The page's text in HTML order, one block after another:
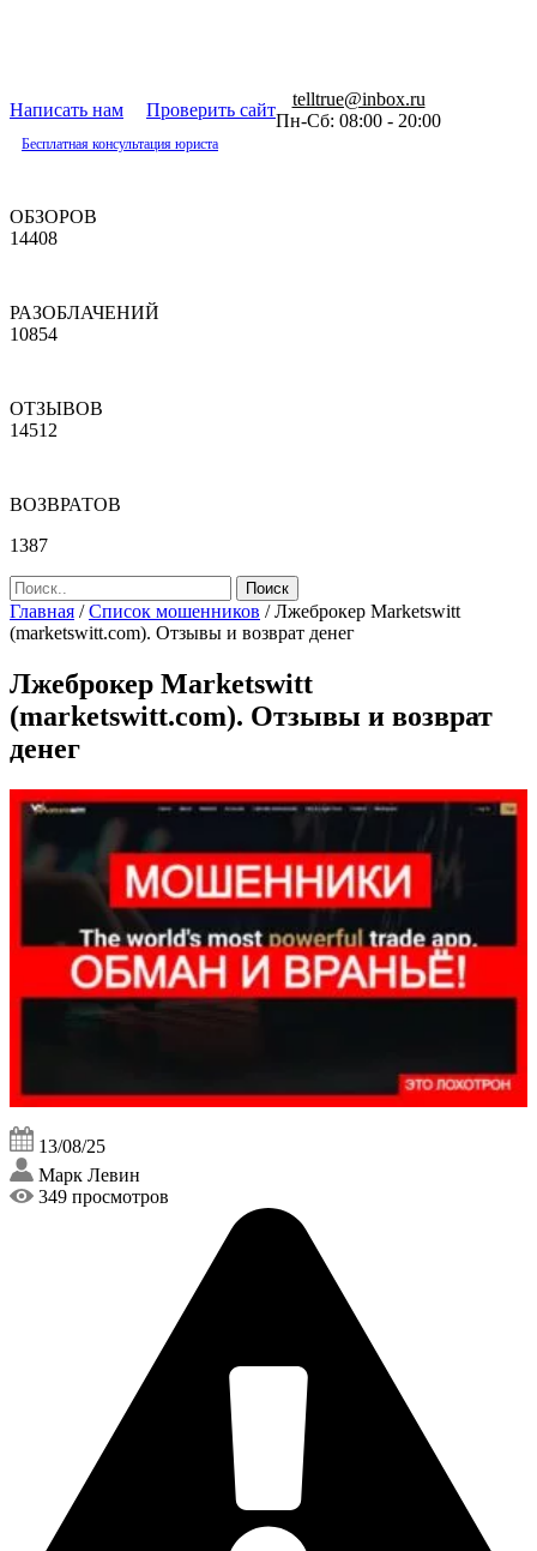
Написать нам Проверить сайт
telltrue@inbox.ru
Пн-Сб: 08:00 - 20:00
Бесплатная консультация юриста
ОБЗОРОВ
14408
РАЗОБЛАЧЕНИЙ
10854
ОТЗЫВОВ
14512
ВОЗВРАТОВ
1387
Главная /Список мошенников /Лжеброкер Marketswitt
(marketswitt.com). Отзывы и возврат денег
Лжеброкер Marketswitt
(marketswitt.com). Отзывы и возврат
денег
13/08/25
Марк Левин
349 просмотров